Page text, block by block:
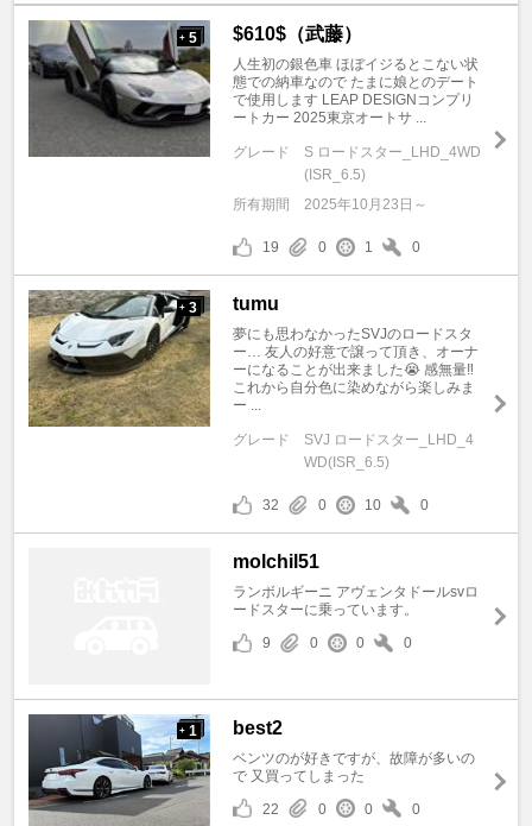
+ 5 $610$（武藤）
人生初の銀色車 ほぼイジるとこない状
態での納車なので たまに娘とのデート
で使用します LEAP DESIGNコンプリ
ートカー 2025東京オートサ ...
グレード
S ロードスター_LHD_4WD
(ISR_6.5)
所有期間
2025年10月23日～
19 0 1 0
+ 3 tumu
夢にも思わなかったSVJのロードスタ
ー… 友人の好意で譲って頂き、オーナ
ーになることが出来ました😭 感無量‼️
これから自分色に染めながら楽しみま
ー ...
グレード
SVJ ロードスター_LHD_4
WD(ISR_6.5)
32 0 10 0
molchil51
ランボルギーニ アヴェンタドールsvロ
ードスターに乗っています。
9
0 0 0
+ 1 best2
ベンツのが好きですが、故障が多いの
で 又買ってしまった
22
0 0 0